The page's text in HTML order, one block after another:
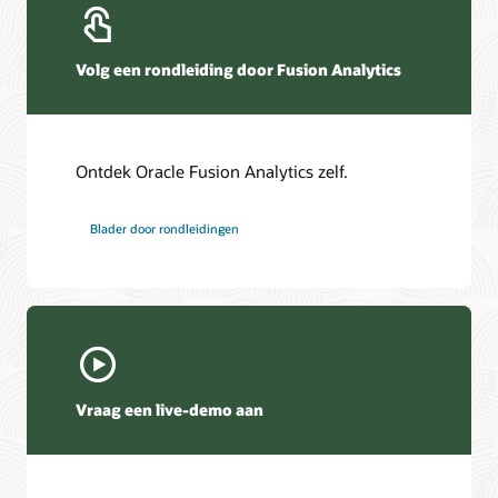
Volg een rondleiding door Fusion Analytics
Ontdek Oracle Fusion Analytics zelf.
Blader door rondleidingen
Vraag een live-demo aan